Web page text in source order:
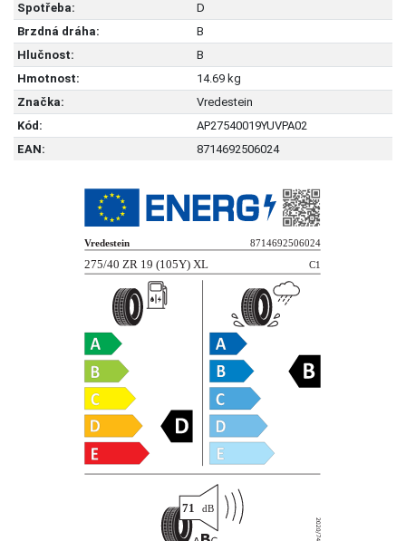
Spotřeba:
D
Brzdná dráha:
B
Hlučnost:
B
Hmotnost:
14.69 kg
Značka:
Vredestein
Kód:
AP27540019YUVPA02
EAN:
8714692506024